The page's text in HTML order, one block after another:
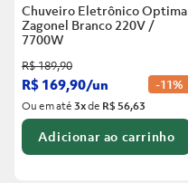
Chuveiro Eletrônico Optima
Zagonel Branco 220V /
7700W
R$189,90
R$ 169,90/un -11%
Ou em até3xde R$ 56,63
Adicionar ao carrinho